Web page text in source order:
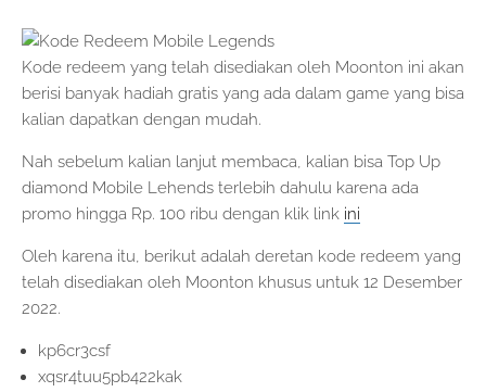
Kode redeem yang telah disediakan oleh Moonton ini akan
berisi banyak hadiah gratis yang ada dalam game yang bisa
kalian dapatkan dengan mudah.
Nah sebelum kalian lanjut membaca, kalian bisa Top Up
diamond Mobile Lehends terlebih dahulu karena ada
promo hingga Rp. 100 ribu dengan klik link ini
Oleh karena itu, berikut adalah deretan kode redeem yang
telah disediakan oleh Moonton khusus untuk 12 Desember
2022.
kp6cr3csf
xqsr4tuu5pb422kak